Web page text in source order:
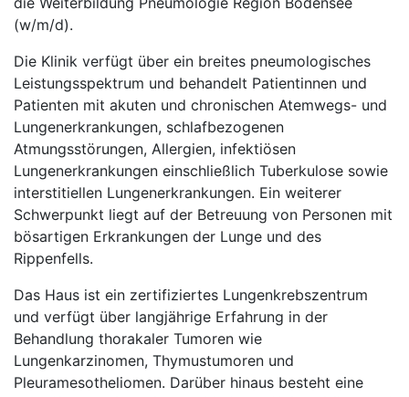
(w/m/d).
Die Klinik verfügt über ein breites pneumologisches
Leistungsspektrum und behandelt Patientinnen und
Patienten mit akuten und chronischen Atemwegs- und
Lungenerkrankungen, schlafbezogenen
Atmungsstörungen, Allergien, infektiösen
Lungenerkrankungen einschließlich Tuberkulose sowie
interstitiellen Lungenerkrankungen. Ein weiterer
Schwerpunkt liegt auf der Betreuung von Personen mit
bösartigen Erkrankungen der Lunge und des
Rippenfells.
Das Haus ist ein zertifiziertes Lungenkrebszentrum
und verfügt über langjährige Erfahrung in der
Behandlung thorakaler Tumoren wie
Lungenkarzinomen, Thymustumoren und
Pleuramesotheliomen. Darüber hinaus besteht eine